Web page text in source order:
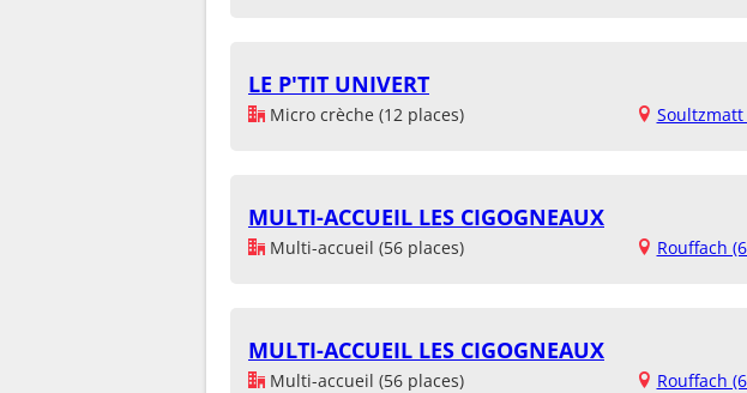
LE P'TIT UNIVERT
Micro crèche (12 places) Soultzmatt
MULTI-ACCUEIL LES CIGOGNEAUX
Multi-accueil (56 places) Rouffach
MULTI-ACCUEIL LES CIGOGNEAUX
Multi-accueil (56 places) Rouffach